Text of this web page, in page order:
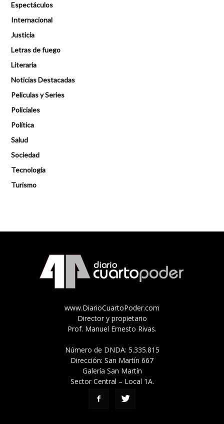
Espectáculos
Internacional
Justicia
Letras de fuego
Literaria
Noticias Destacadas
Peliculas y Series
Policiales
Política
Salud
Sociedad
Tecnología
Turismo
www.DiarioCuartoPoder.com
Director y propietario
Prof. Manuel Ernesto Rivas.
Número de DNDA: 5.335.815
Dirección: San Martín 667
Galería San Martín
Sector Central – Local 1A.